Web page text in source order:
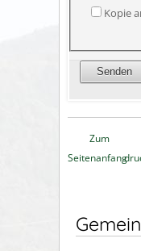
Kopie
Zum
Seitenanfang